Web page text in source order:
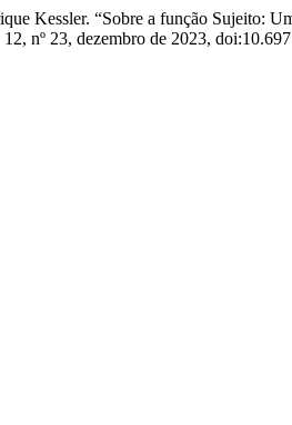
Kessler. “Sobre a função Sujeito:
nº 23, dezembro de 2023,